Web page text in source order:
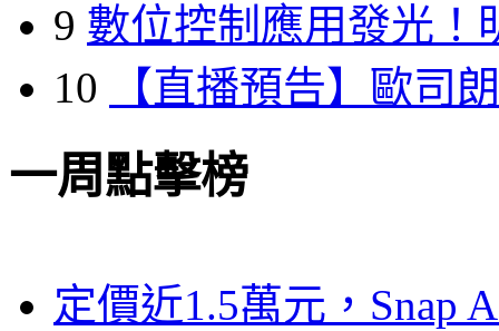
9 數位控制應用發光！
10
【直播預告】歐司
一周點擊榜
定價近1.5萬元，Snap